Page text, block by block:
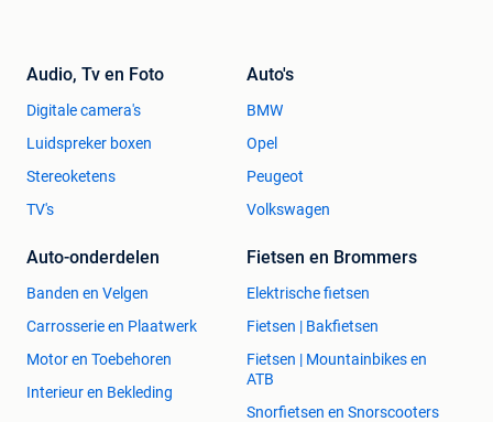
Audio, Tv en Foto
Digitale camera's
Luidspreker boxen
Stereoketens
TV's
Auto's
BMW
Opel
Peugeot
Volkswagen
Auto-onderdelen
Banden en Velgen
Carrosserie en Plaatwerk
Motor en Toebehoren
Interieur en Bekleding
Fietsen en Brommers
Elektrische fietsen
Fietsen | Bakfietsen
Fietsen | Mountainbikes en
ATB
Snorfietsen en Snorscooters